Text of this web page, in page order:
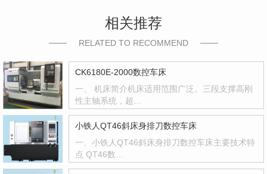
相关推荐
RELATED TO RECOMMEND
CK6180E-2000数控车床
一、 机床简介机床适用范围广泛。三段支撑高刚
性主轴系统，超…
小铁人QT46斜床身排刀数控车床
一、小铁人QT46斜床身排刀数控车床主要技术特
点 QT46数…